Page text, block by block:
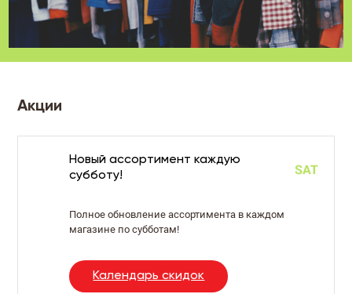
Акции
Новый ассортимент каждую
субботу!
Полное обновление ассортимента в каждом
магазине по субботам!
Календарь скидок